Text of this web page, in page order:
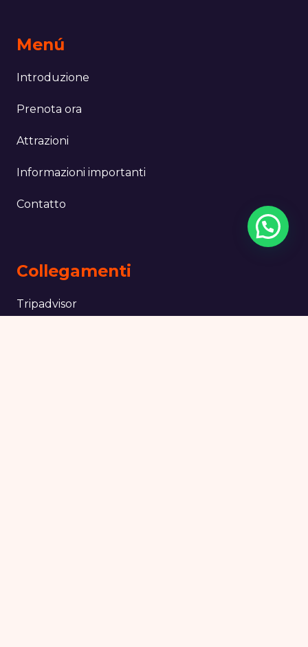
Menú
Introduzione
Prenota ora
Attrazioni
Informazioni importanti
Contatto
Collegamenti
Tripadvisor